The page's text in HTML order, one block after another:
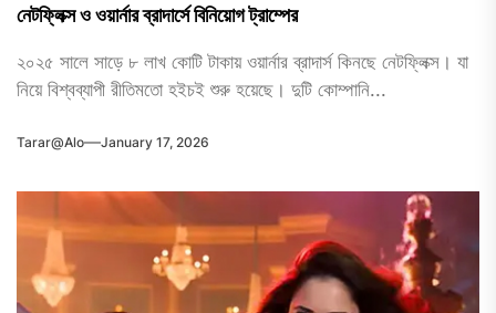
নেটফ্লিক্স ও ওয়ার্নার ব্রাদার্সে বিনিয়োগ ট্রাম্পের
২০২৫ সালে সাড়ে ৮ লাখ কোটি টাকায় ওয়ার্নার ব্রাদার্স কিনছে নেটফ্লিক্স। যা
নিয়ে বিশ্বব্যাপী রীতিমতো হইচই শুরু হয়েছে। দুটি কোম্পানি...
Tarar@alo January 17, 2026